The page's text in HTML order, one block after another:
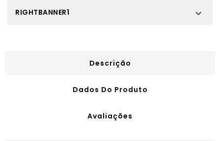
RIGHTBANNER1 
Descrição
Dados Do Produto
Avaliações